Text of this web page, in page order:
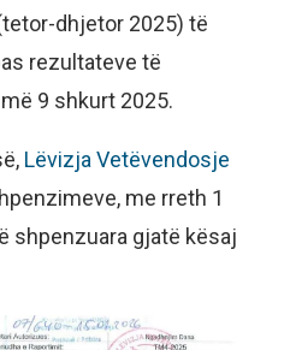
dhjetor 2025) të
rezultateve të
9 shkurt 2025.
Lëvizja Vetëvendosje
me rreth 1
shpenzuara gjatë kësaj